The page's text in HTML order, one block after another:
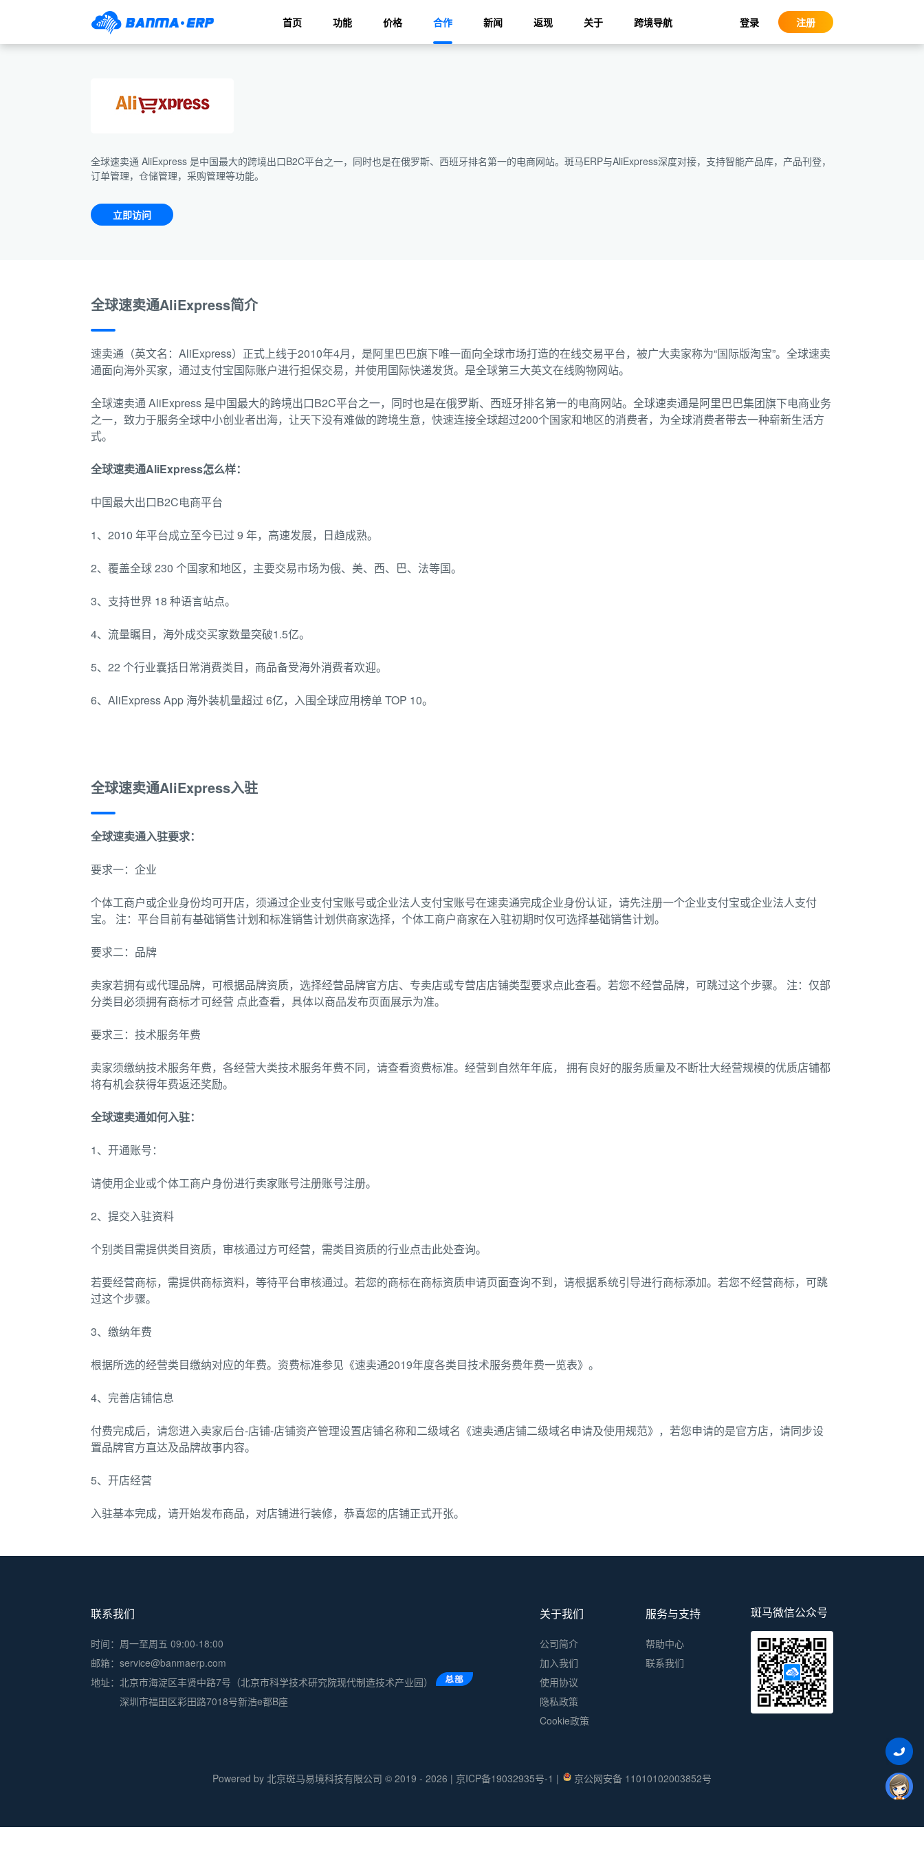
首页 功能 价格 合作 新闻 返现 关于 跨境导航 登录 注册
全球速卖通 AliExpress 是中国最大的跨境出口B2C平台之一，同时也是在俄罗斯、西班牙排名第一的电商网站。斑马ERP与AliExpress深度对接，支持智能产品库，产品刊登，
订单管理，仓储管理，采购管理等功能。
立即访问
全球速卖通AliExpress简介
速卖通（英文名：AliExpress）正式上线于2010年4月，是阿里巴巴旗下唯一面向全球市场打造的在线交易平台，被广大卖家称为“国际版淘宝”。全球速卖
通面向海外买家，通过支付宝国际账户进行担保交易，并使用国际快递发货。是全球第三大英文在线购物网站。
全球速卖通 AliExpress 是中国最大的跨境出口B2C平台之一，同时也是在俄罗斯、西班牙排名第一的电商网站。全球速卖通是阿里巴巴集团旗下电商业务
之一，致力于服务全球中小创业者出海，让天下没有难做的跨境生意，快速连接全球超过200个国家和地区的消费者，为全球消费者带去一种崭新生活方
式。
全球速卖通AliExpress怎么样：
中国最大出口B2C电商平台
1、2010 年平台成立至今已过 9 年，高速发展，日趋成熟。
2、覆盖全球 230 个国家和地区，主要交易市场为俄、美、西、巴、法等国。
3、支持世界 18 种语言站点。
4、流量瞩目，海外成交买家数量突破1.5亿。
5、22 个行业囊括日常消费类目，商品备受海外消费者欢迎。
6、AliExpress App 海外装机量超过 6亿，入围全球应用榜单 TOP 10。
全球速卖通AliExpress入驻
全球速卖通入驻要求：
要求一：企业
个体工商户或企业身份均可开店，须通过企业支付宝账号或企业法人支付宝账号在速卖通完成企业身份认证，请先注册一个企业支付宝或企业法人支付
宝。 注：平台目前有基础销售计划和标准销售计划供商家选择，个体工商户商家在入驻初期时仅可选择基础销售计划。
要求二：品牌
卖家若拥有或代理品牌，可根据品牌资质，选择经营品牌官方店、专卖店或专营店店铺类型要求点此查看。若您不经营品牌，可跳过这个步骤。 注：仅部
分类目必须拥有商标才可经营 点此查看，具体以商品发布页面展示为准。
要求三：技术服务年费
卖家须缴纳技术服务年费，各经营大类技术服务年费不同，请查看资费标准。经营到自然年年底， 拥有良好的服务质量及不断壮大经营规模的优质店铺都
将有机会获得年费返还奖励。
全球速卖通如何入驻：
1、开通账号：
请使用企业或个体工商户身份进行卖家账号注册账号注册。
2、提交入驻资料
个别类目需提供类目资质，审核通过方可经营，需类目资质的行业点击此处查询。
若要经营商标，需提供商标资料，等待平台审核通过。若您的商标在商标资质申请页面查询不到，请根据系统引导进行商标添加。若您不经营商标，可跳
过这个步骤。
3、缴纳年费
根据所选的经营类目缴纳对应的年费。资费标准参见《速卖通2019年度各类目技术服务费年费一览表》。
4、完善店铺信息
付费完成后，请您进入卖家后台-店铺-店铺资产管理设置店铺名称和二级域名《速卖通店铺二级域名申请及使用规范》，若您申请的是官方店，请同步设
置品牌官方直达及品牌故事内容。
5、开店经营
入驻基本完成，请开始发布商品，对店铺进行装修，恭喜您的店铺正式开张。
联系我们
时间：周一至周五 09:00-18:00
邮箱：service@banmaerp.com
地址： 北京市海淀区丰贤中路7号（北京市科学技术研究院现代制造技术产业园）
深圳市福田区彩田路7018号新浩e都B座
关于我们
公司简介
加入我们
使用协议
隐私政策
Cookie政策
服务与支持
帮助中心
联系我们
斑马微信公众号
Powered by 北京斑马易境科技有限公司 © 2019 - 2026 | 京ICP备19032935号-1 | 京公网安备 11010102003852号